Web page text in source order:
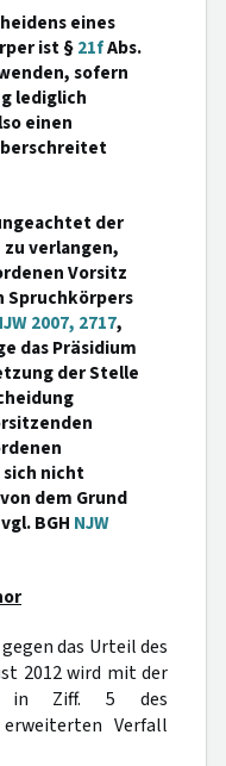
eines
ist §21fAbs.
sofern
lediglich
einen
der
verlangen,
Vorsitz
Spruchkörpers
2007, 2717,
das Präsidium
der Stelle
nicht
dem Grund
BGH NJW
das Urteil des
2012 wird mit der
in Ziff. 5 des
Verfall